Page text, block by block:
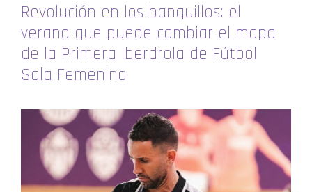
Revolución en los banquillos: el
verano que puede cambiar el mapa
de la Primera Iberdrola de Fútbol
Sala Femenino